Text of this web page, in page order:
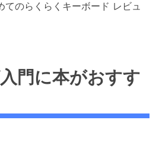
のらくらくキーボード レビュ
門に本がおすす